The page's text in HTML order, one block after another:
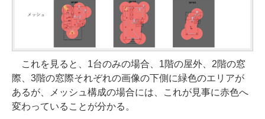
これを見ると、1台のみの場合、1階の屋外、2階の窓
際、3階の窓際それぞれの画像の下側に緑色のエリアが
あるが、メッシュ構成の場合には、これが見事に赤色へ
変わっていることが分かる。